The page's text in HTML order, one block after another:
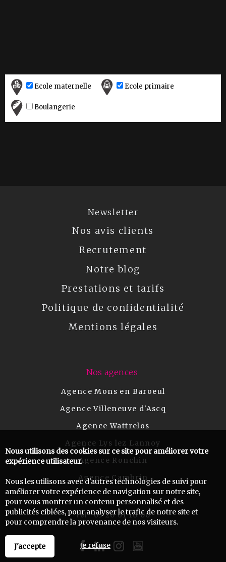
Ecole maternelle Ecole primaire
Boulangerie
Newsletter
Nos avis clients
Recrutement
Notre blog
Prestations et tarifs
Politique de confidentialité
Mentions légales
Nos agences
Agence Mons en Baroeul
Agence Villeneuve d'Ascq
Agence Wattrelos
Agence Lys lez Lannoy
Agence Ronchin
Agence Cambrin
Tel :03 20 61 10 00
Nous utilisons des cookies sur ce site pour améliorer votre
expérience utilisateur.
Nous les utilisons avec d'autres technologies de suivi pour
améliorer votre expérience de navigation sur notre site,
pour vous montrer un contenu personnalisé et des
publicités ciblées, pour analyser le trafic de notre site et
pour comprendre la provenance de nos visiteurs.
J'accepte Je refuse